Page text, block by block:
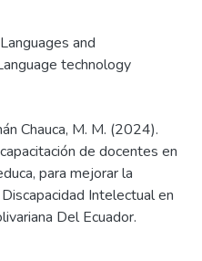
and
technology
Chauca, M. M. (2024).
de docentes en
para mejorar la
Intelectual en
Del Ecuador.